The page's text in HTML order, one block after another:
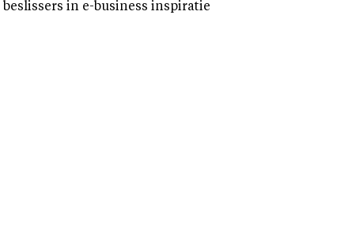
in e-business inspiratie